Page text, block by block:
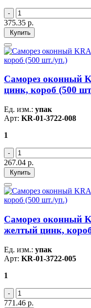
375.35 р.
Купить
Саморез оконный
цинк, короб (500
Ед. изм.: упак
Арт: KR-01-3722-008
1
267.04 р.
Купить
Саморез оконный
желтый цинк,
Ед. изм.: упак
Арт: KR-01-3722-005
1
771.46 р.